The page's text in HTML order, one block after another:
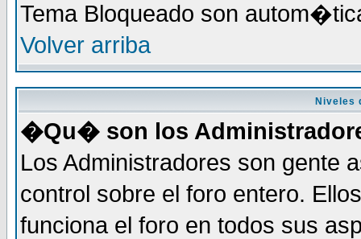
Tema Bloqueado son
Volver arriba
Niveles
�Qu� son los
Los Administradores son gente
control sobre el foro entero.
funciona el foro en todos sus